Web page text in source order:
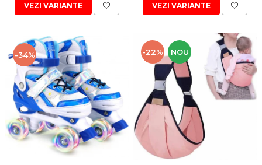
VEZI VARIANTE VEZI VARIANTE
-34% -22% NOU